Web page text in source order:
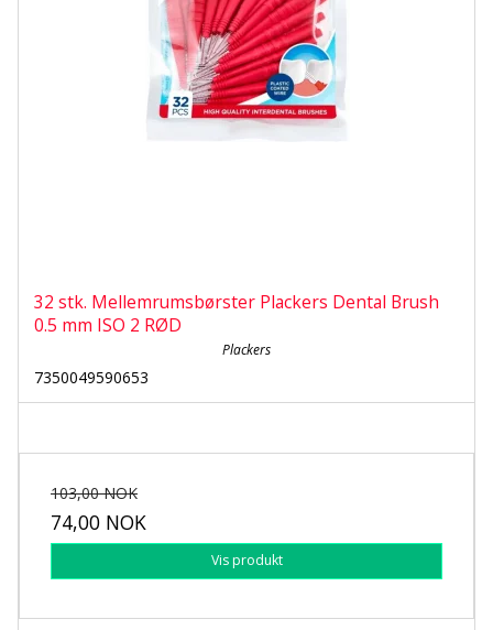
32 stk. Mellemrumsbørster Plackers Dental Brush
0.5 mm ISO 2 RØD
Plackers
7350049590653
103,00 NOK
74,00 NOK
Vis produkt